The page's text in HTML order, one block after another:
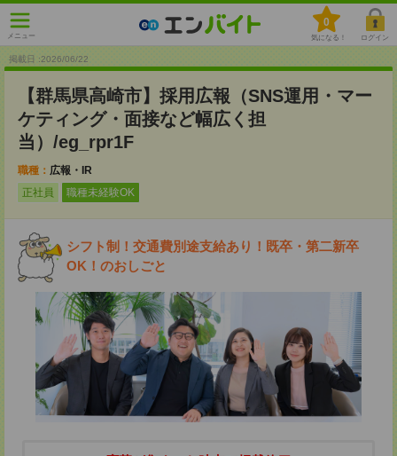
メニュー
0
気になる！ ログイン
掲載日 :2026/06/22
【群馬県高崎市】採用広報（SNS運用・マー
ケティング・面接など幅広く担
当）/eg_rpr1F
職種： 広報・IR
正社員
職種未経験OK
シフト制！交通費別途支給あり！既卒・第二新卒
OK！のおしごと